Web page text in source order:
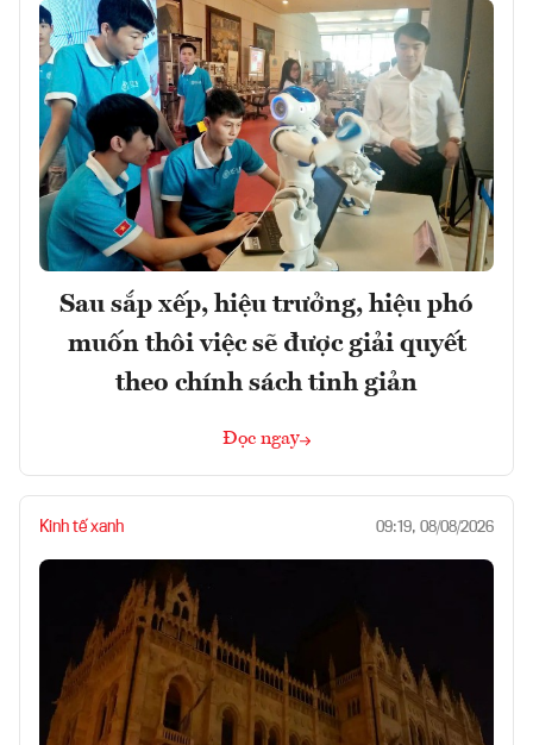
Sau sắp xếp, hiệu trưởng, hiệu phó
muốn thôi việc sẽ được giải quyết
theo chính sách tinh giản
Đọc ngay
Kinh tế xanh 09:19, 08/08/2026